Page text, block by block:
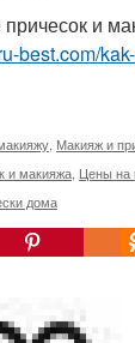
и
best.com/
Макияж и
и макияжа Цены на
дома